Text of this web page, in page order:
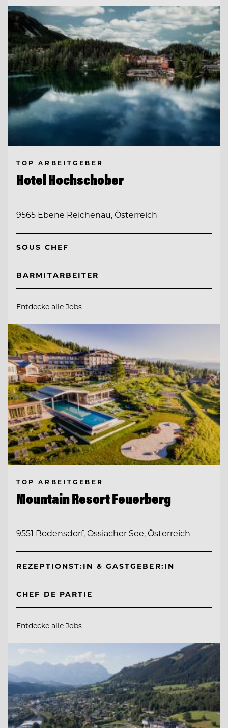
TOP ARBEITGEBER
Hotel Hochschober
9565 Ebene Reichenau, Österreich
SOUS CHEF
BARMITARBEITER
Entdecke alle Jobs
TOP ARBEITGEBER
Mountain Resort Feuerberg
9551 Bodensdorf, Ossiacher See, Österreich
REZEPTIONST:IN & GASTGEBER:IN
CHEF DE PARTIE
Entdecke alle Jobs